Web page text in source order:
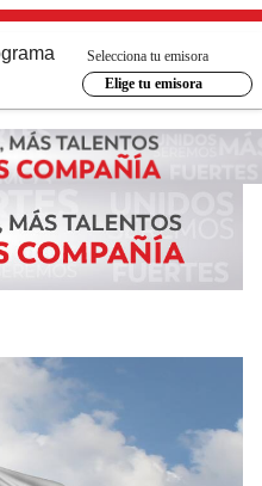
Selecciona tu emisora
Elige tu emisora